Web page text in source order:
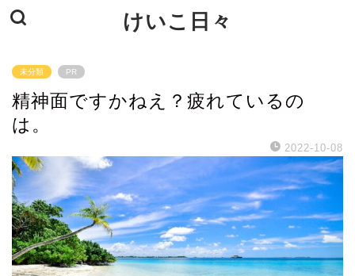
けいこ日々
未分類 PR
精神面ですかねえ？疲れているの
は。
2022-10-08